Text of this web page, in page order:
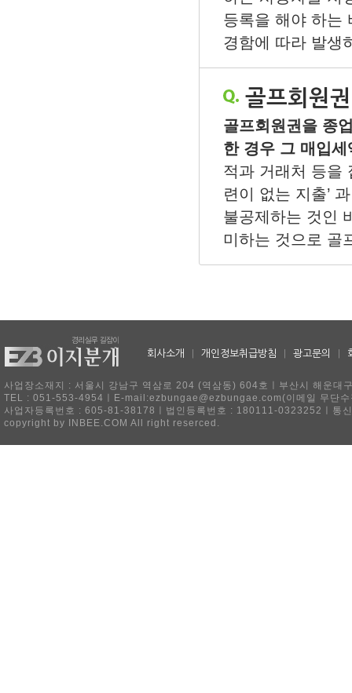
등록을 해야 하는
경함에 따라 발생
골프회원
골프회원권을 종
한 경우 그 매입
적과 거래처 등을
련이 없는 지출’
불공제하는 것인
미하는 것으로 골
회사소개 개인정보취급방침 광고문의
사업장소재지 : 서울시 강남구 역삼로 204 (역삼동) 604호ㅣ부산시 해운
TEL : 051-553-4954ㅣE-mail:ezbungae@ezbungae.com(이메일 무단수
사업자등록번호 : 605-81-38178ㅣ법인등록번호 : 180111-0323252ㅣ통
copyright by INBEE.COM All right reserced.